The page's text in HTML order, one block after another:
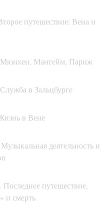
путешествие: Вена и
Мюнхен, Мангейм, Париж
в Зальцбурге
в Вене
деятельность и
Последнее путешествие,
и смерть